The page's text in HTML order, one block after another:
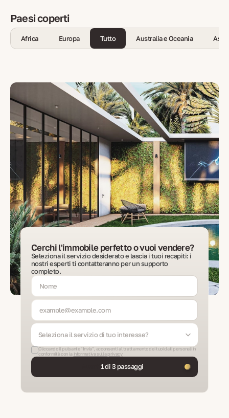
Paesi coperti
Africa Europa Tutto Australia e Oceania Asia
Cerchi l'immobile perfetto o vuoi vendere?
Seleziona il servizio desiderato e lascia i tuoi recapiti: i
nostri esperti ti contatteranno per un supporto
completo.
Seleziona il servizio di tuo interesse?
Cliccando il pulsante "Invia", acconsenti al trattamento dei tuoi dati personali in
conformità con la informativa sulla privacy
Avanti1 di 3 passaggi